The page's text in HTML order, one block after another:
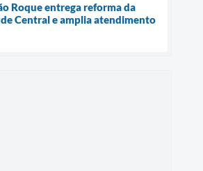
Roque entrega reforma da
Central e amplia atendimento